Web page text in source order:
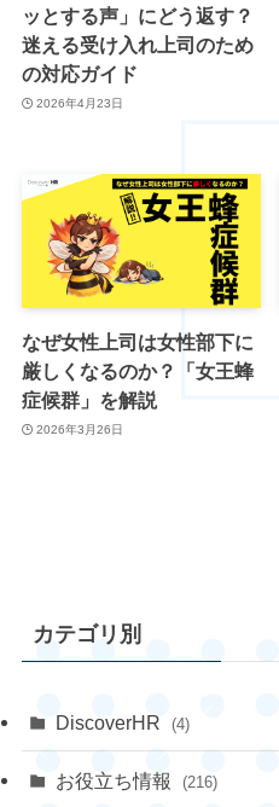
ッとする声」にどう返す？
迷える受け入れ上司のため
の対応ガイド
2026年4月23日
なぜ女性上司は女性部下に
厳しくなるのか？「女王蜂
症候群」を解説
2026年3月26日
カテゴリ別
DiscoverHR (4)
お役立ち情報 (216)